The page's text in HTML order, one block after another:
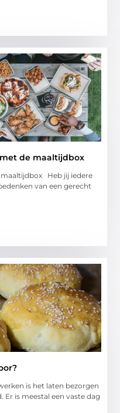
de maaltijdbox
maaltijdbox Heb jij iedere
van een gerecht
is het laten bezorgen
is meestal een vaste dag